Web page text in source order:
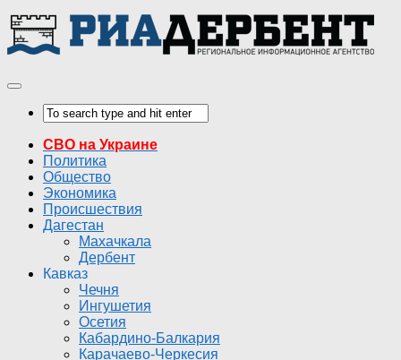
СВО на Украине
Политика
Общество
Экономика
Происшествия
Дагестан
Махачкала
Дербент
Кавказ
Чечня
Ингушетия
Осетия
Кабардино-Балкария
Карачаево-Черкесия